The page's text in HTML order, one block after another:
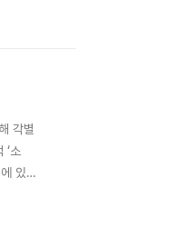
각별
‘소
있는